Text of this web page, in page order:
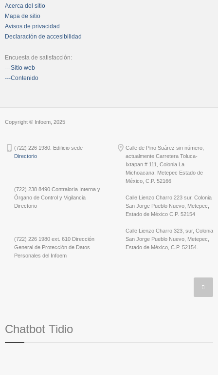
Acerca del sitio
Mapa de sitio
Avisos de privacidad
Declaración de accesibilidad
Encuesta de satisfacción:
---Sitio web
---Contenido
Copyright © Infoem, 2025
(722) 226 1980. Edificio sede
Directorio
(722) 238 8490 Contraloría Interna y
Órgano de Control y Vigilancia
Directorio
(722) 226 1980 ext. 610 Dirección
General de Protección de Datos
Personales del Infoem
Calle de Pino Suárez sin número,
actualmente Carretera Toluca-
Ixtapan # 111, Colonia La
Michoacana; Metepec Estado de
México, C.P. 52166
Calle Lienzo Charro 223 sur, Colonia
San Jorge Pueblo Nuevo, Metepec,
Estado de México C.P. 52154
Calle Lienzo Charro 323, sur, Colonia
San Jorge Pueblo Nuevo, Metepec,
Estado de México, C.P. 52154.
Chatbot Tidio